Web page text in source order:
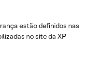
estão definidos nas
no site da XP